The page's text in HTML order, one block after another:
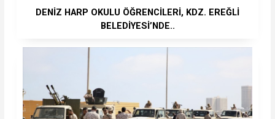
DENİZ HARP OKULU ÖĞRENCİLERİ, KDZ. EREĞLİ
BELEDİYESİ’NDE..